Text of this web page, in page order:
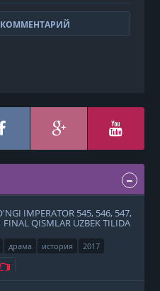
IMPERATOR 545, 546, 547,
FINAL QISMLAR UZBEK TILIDA
драма история 2017
Не нравится